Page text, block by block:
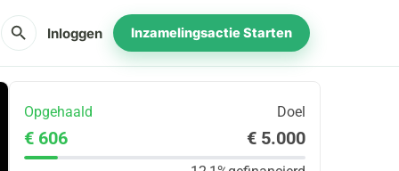
search Inloggen Inzamelingsactie Starten
Opgehaald Doel
€ 606 € 5.000